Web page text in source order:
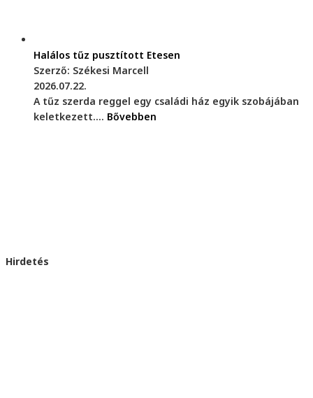
Halálos tűz pusztított Etesen
Szerző: Székesi Marcell
2026.07.22.
A tűz szerda reggel egy családi ház egyik szobájában
keletkezett.... Bővebben
Hirdetés